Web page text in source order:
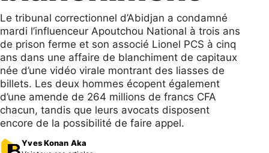
Le tribunal correctionnel d’Abidjan a condamné
mardi l’influenceur Apoutchou National à trois ans
de prison ferme et son associé Lionel PCS à cinq
ans dans une affaire de blanchiment de capitaux
née d’une vidéo virale montrant des liasses de
billets. Les deux hommes écopent également
d’une amende de 264 millions de francs CFA
chacun, tandis que leurs avocats disposent
encore de la possibilité de faire appel.
Yves Konan Aka